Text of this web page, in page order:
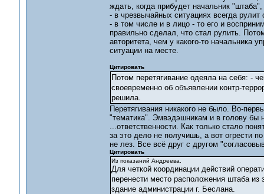
ждать, когда прибудет начальник
- в чрезвычайных ситуациях всегда
- в том числе и в лицо - то его и
правильно сделал, что стал рулить.
авторитета, чем у какого-то начальника
ситуации на месте.
Цитировать
Потом перетягивание одеяла на себя: -
своевременно об объявлении контр-
решила.
Перетягивания никакого не было. Во-
"тематика". Эмвэдэшникам и в голову бы
...ответственности. Как только стало
за это дело не получишь, а вот огрести
не лез. Все всё друг с другом
Цитировать
Из показаний Андреева.
Для четкой координации действий
перенести место расположения штаба
здание администрации г. Беслана.